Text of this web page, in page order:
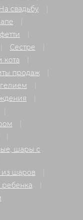
На свадьбу
Сестре
кота
продаж
шары с
шаров